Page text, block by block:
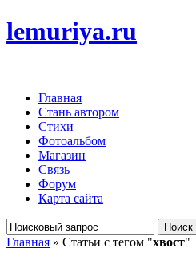
lemuriya.ru
Главная
Стань автором
Стихи
Фотоальбом
Магазин
Связь
Форум
Карта сайта
Главная » Статьи с тегом "хвост"